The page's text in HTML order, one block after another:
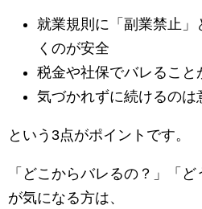
就業規則に「副業禁止
くのが安全
税金や社保でバレること
気づかれずに続けるのは
という3点がポイントです。
「どこからバレるの？」「ど
が気になる方は、